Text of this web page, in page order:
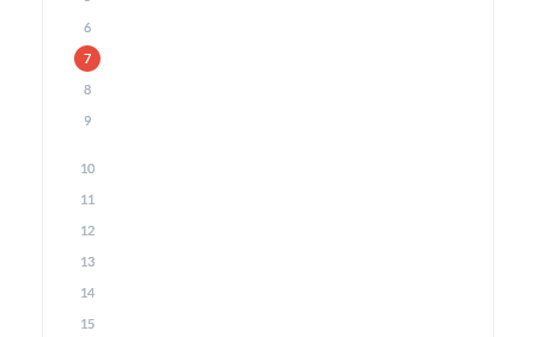
6
7
8
9
10
11
12
13
14
15